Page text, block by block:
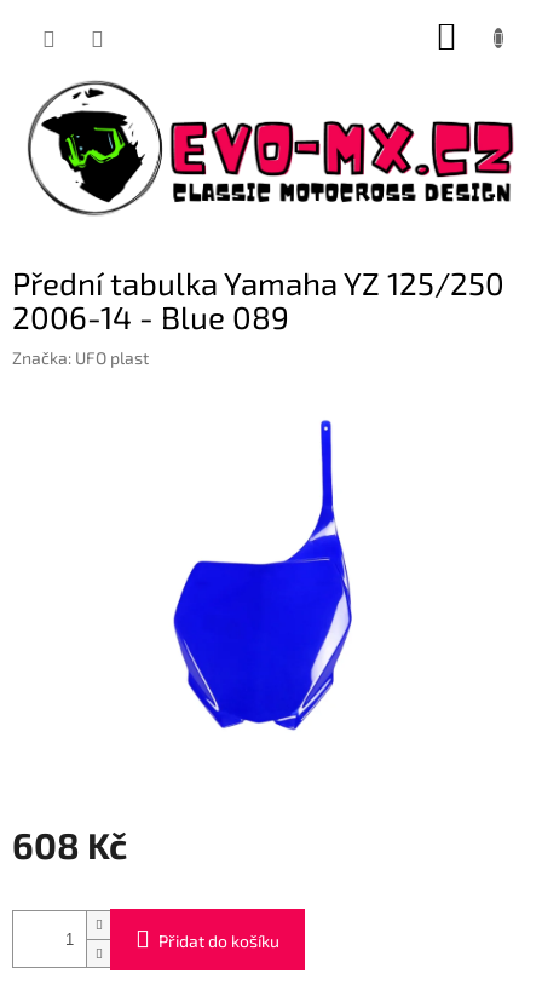
Přední tabulka Yamaha YZ 125/250
2006-14 - Blue 089
Značka: UFO plast
608 Kč
cena:
Přidat do košíku